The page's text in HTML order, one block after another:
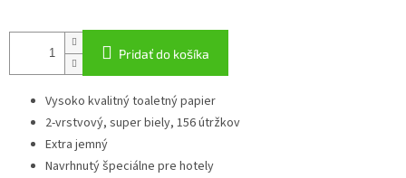
cena:
Pridať do košíka
Vysoko kvalitný toaletný papier
2-vrstvový, super biely, 156 útržkov
Extra jemný
Navrhnutý špeciálne pre hotely